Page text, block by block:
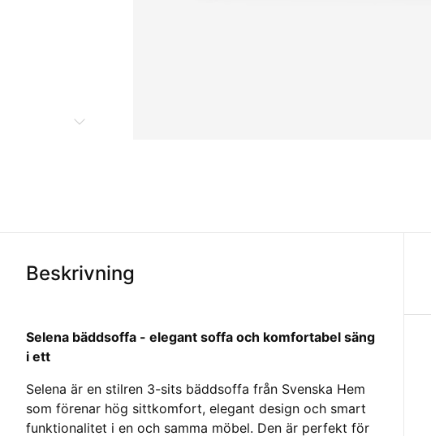
Beskrivning
Selena bäddsoffa - elegant soffa och komfortabel säng
i ett
Selena är en stilren 3-sits bäddsoffa från Svenska Hem
som förenar hög sittkomfort, elegant design och smart
funktionalitet i en och samma möbel. Den är perfekt för